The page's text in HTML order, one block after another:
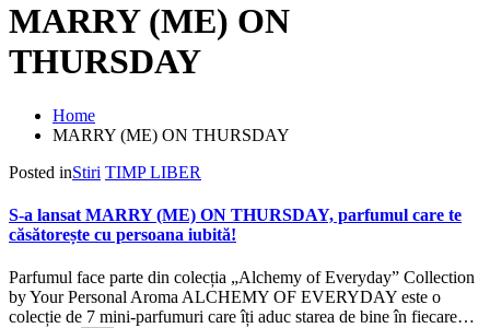
MARRY (ME) ON
THURSDAY
Home
MARRY (ME) ON THURSDAY
Posted inStiri TIMP LIBER
S-a lansat MARRY (ME) ON THURSDAY, parfumul care te
căsătorește cu persoana iubită!
Parfumul face parte din colecția „Alchemy of Everyday” Collection
by Your Personal Aroma ALCHEMY OF EVERYDAY este o
colecție de 7 mini-parfumuri care îți aduc starea de bine în fiecare…